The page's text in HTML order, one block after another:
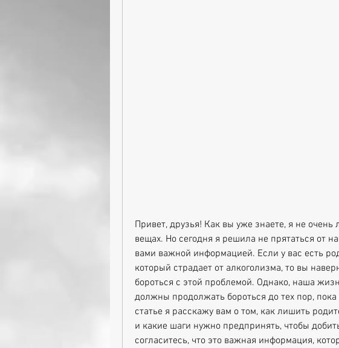
Привет, друзья! Как вы уже знаете, я не
вещах. Но сегодня я решила не прятаться от
вами важной информацией. Если у вас есть
который страдает от алкоголизма, то вы
бороться с этой проблемой. Однако, наша
должны продолжать бороться до тех пор,
статье я расскажу вам о том, как лишить
и какие шаги нужно предпринять, чтобы
согласитесь, что это важная информация,